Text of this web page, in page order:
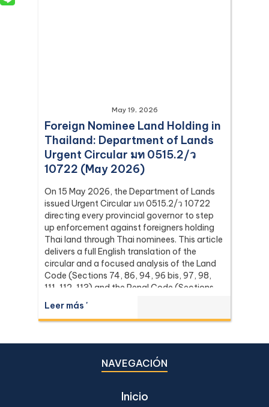
May 19, 2026
Foreign Nominee Land Holding in
Thailand: Department of Lands
Urgent Circular มท 0515.2/ว
10722 (May 2026)
On 15 May 2026, the Department of Lands
issued Urgent Circular มท 0515.2/ว 10722
directing every provincial governor to step
up enforcement against foreigners holding
Thai land through Thai nominees. This article
delivers a full English translation of the
circular and a focused analysis of the Land
Code (Sections 74, 86, 94, 96 bis, 97, 98,
111, 112, 113) and the Penal Code (Sections
137 and 267) it relies on, with the leading
Supreme Court (Dika) authorities including
Dika 344/2511, Dika 1038/2538, Dika
Leer más '
NAVEGACIÓN
Inicio